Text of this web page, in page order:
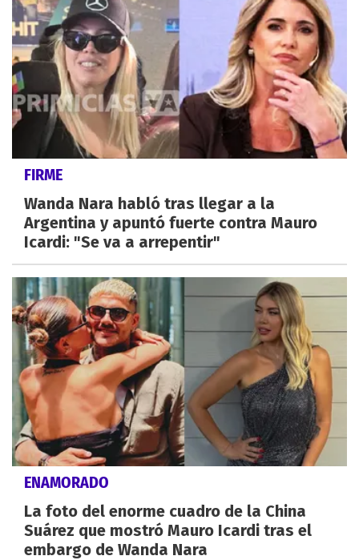
FIRME
Wanda Nara habló tras llegar a la
Argentina y apuntó fuerte contra Mauro
Icardi: "Se va a arrepentir"
ENAMORADO
La foto del enorme cuadro de la China
Suárez que mostró Mauro Icardi tras el
embargo de Wanda Nara